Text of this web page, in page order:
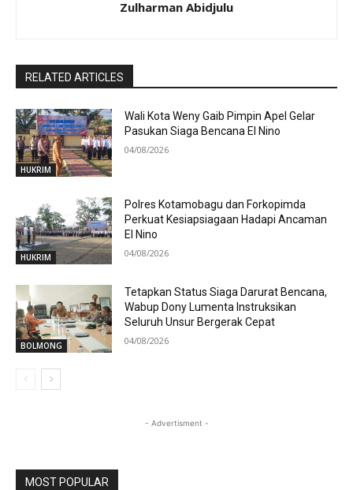
Zulharman Abidjulu
RELATED ARTICLES
HUKRIM
Wali Kota Weny Gaib Pimpin Apel Gelar
Pasukan Siaga Bencana El Nino
04/08/2026
HUKRIM
Polres Kotamobagu dan Forkopimda
Perkuat Kesiapsiagaan Hadapi Ancaman
El Nino
04/08/2026
BOLMONG
Tetapkan Status Siaga Darurat Bencana,
Wabup Dony Lumenta Instruksikan
Seluruh Unsur Bergerak Cepat
04/08/2026
- Advertisment -
MOST POPULAR